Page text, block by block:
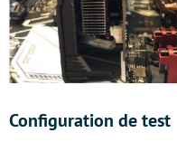
Configuration de test